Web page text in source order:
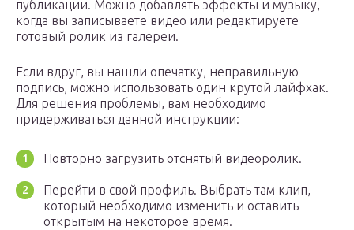
публикации. Можно добавлять эффекты и музыку,
когда вы записываете видео или редактируете
готовый ролик из галереи.
Если вдруг, вы нашли опечатку, неправильную
подпись, можно использовать один крутой лайфхак.
Для решения проблемы, вам необходимо
придерживаться данной инструкции:
Повторно загрузить отснятый видеоролик.
Перейти в свой профиль. Выбрать там клип,
который необходимо изменить и оставить
открытым на некоторое время.